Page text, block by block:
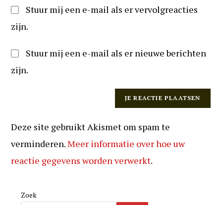
Stuur mij een e-mail als er vervolgreacties
zijn.
Stuur mij een e-mail als er nieuwe berichten
zijn.
Deze site gebruikt Akismet om spam te
verminderen.Meer informatie over hoe uw
reactie gegevens worden verwerkt.
Zoek